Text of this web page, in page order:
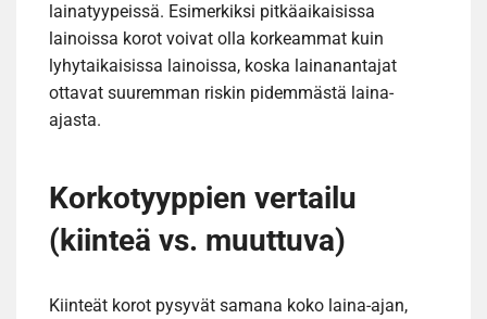
lainatyypeissä. Esimerkiksi pitkäaikaisissa
lainoissa korot voivat olla korkeammat kuin
lyhytaikaisissa lainoissa, koska lainanantajat
ottavat suuremman riskin pidemmästä laina-
ajasta.
Korkotyyppien vertailu
(kiinteä vs. muuttuva)
Kiinteät korot pysyvät samana koko laina-ajan,